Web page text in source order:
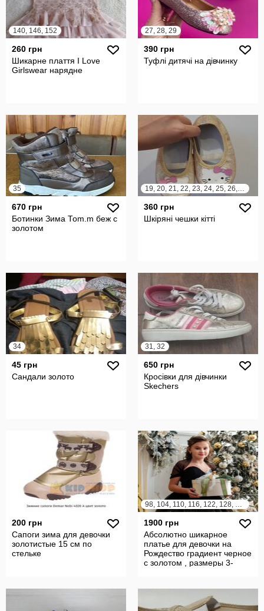
140, 146, 152
260 грн
Шикарне плаття I Love
Girlswear нарядне
27, 28, 29
390 грн
Туфлі дитячі на дівчинку
35
670 грн
Ботинки Зима Тоm.m беж с
золотом
19, 20, 21, 22, 23, 24, 25, 26, 27, 28, 29, 30
360 грн
Шкіряні чешки кітті
34
45 грн
Сандали золото
31, 32
650 грн
Кросівки для дівчинки
Skechers
200 грн
Сапоги зима для девочки
золотистые 15 см по
стельке
98, 104, 110, 116, 122, 128, 134
1900 грн
Абсолютно шикарное
платье для девочки на
Рождество градиент черное
с золотом , размеры 3-